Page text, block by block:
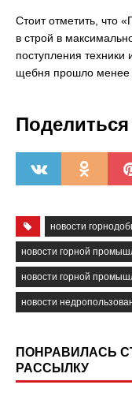
Стоит отметить, что
в строй в
поступления техники
щебня прошло менее
Поделиться
новости
новости горной
новости горной
новости
ПОНРАВИЛАСЬ
РАССЫЛКУ